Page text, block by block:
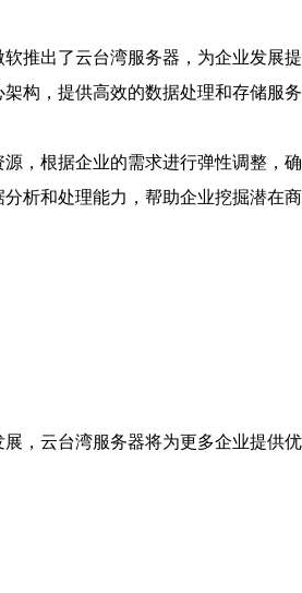
推出了云台湾服务器，为企业发展提
构，提供高效的数据处理和存储服
，根据企业的需求进行弹性调整，
析和处理能力，帮助企业挖掘潜在商
，云台湾服务器将为更多企业提供